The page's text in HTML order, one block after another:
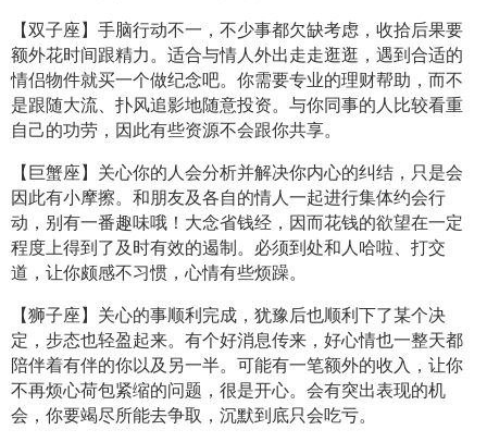
【双子座】手脑行动不一，不少事都欠缺考虑，收拾后果要
额外花时间跟精力。适合与情人外出走走逛逛，遇到合适的
情侣物件就买一个做纪念吧。你需要专业的理财帮助，而不
是跟随大流、扑风追影地随意投资。与你同事的人比较看重
自己的功劳，因此有些资源不会跟你共享。
【巨蟹座】关心你的人会分析并解决你内心的纠结，只是会
因此有小摩擦。和朋友及各自的情人一起进行集体约会行
动，别有一番趣味哦！大念省钱经，因而花钱的欲望在一定
程度上得到了及时有效的遏制。必须到处和人哈啦、打交
道，让你颇感不习惯，心情有些烦躁。
【狮子座】关心的事顺利完成，犹豫后也顺利下了某个决
定，步态也轻盈起来。有个好消息传来，好心情也一整天都
陪伴着有伴的你以及另一半。可能有一笔额外的收入，让你
不再烦心荷包紧缩的问题，很是开心。会有突出表现的机
会，你要竭尽所能去争取，沉默到底只会吃亏。